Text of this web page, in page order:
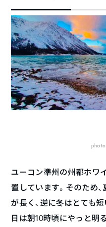
photo
ユーコン準州の州都ホワ
置しています。そのため
が長く、逆に冬はとても
日は朝10時頃にやっと明